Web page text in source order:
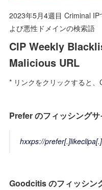
2023年5月4週目 Criminal
よび悪性ドメインの検索語
CIP Weekly
Malicious URL
* リンクをクリックすると、
Prefer のフィッシングサ
hxxps://
Goodcitis のフィッシン